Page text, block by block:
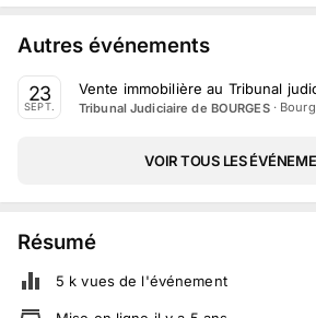
Autres événements
23
SEPT.
Vente immobilière au Tribunal
Tribunal Judiciaire de BOURGES·
VOIR TOUS LES
Résumé
5 k vues de l'événement